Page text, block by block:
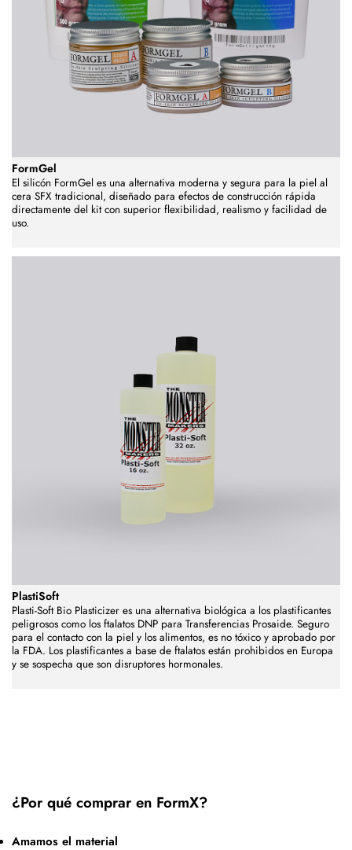
FormGel
El silicón FormGel es una alternativa moderna y segura para la piel al
cera SFX tradicional, diseñado para efectos de construcción rápida
directamente del kit con superior flexibilidad, realismo y facilidad de
uso.
PlastiSoft
Plasti-Soft Bio Plasticizer es una alternativa biológica a los plastificantes
peligrosos como los ftalatos DNP para Transferencias Prosaide. Seguro
para el contacto con la piel y los alimentos, es no tóxico y aprobado por
la FDA. Los plastificantes a base de ftalatos están prohibidos en Europa
y se sospecha que son disruptores hormonales.
¿Por qué comprar en FormX?
Amamos el material